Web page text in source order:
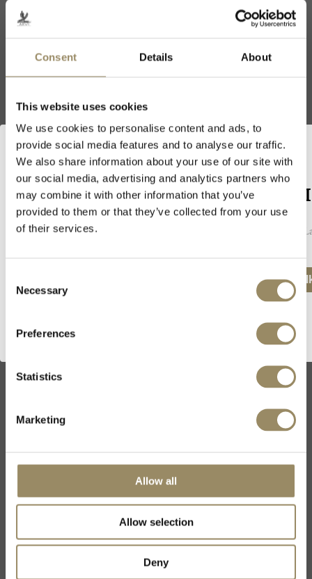
Consent Details About
This website uses cookies
We use cookies to personalise content and ads, to
provide social media features and to analyse our traffic.
We also share information about your use of our site with
our social media, advertising and analytics partners who
may combine it with other information that you’ve
provided to them or that they’ve collected from your use
of their services.
Selection
Necessary
Preferences
Statistics
Marketing
Allow all
Allow selection
Deny
Azienda Agricola
Giuseppe
Quintarelli
Amarone della Valpolicella, das
Weingut Giuseppe Quintarelli,
geht auf das Jahr 1924 zurück. Der
ikonische, inzwischen verstorbene
Giuseppe Quintarelli betrieb das
Anwesen von den späten 1950ern
bis 2012 und hatte damit enormen
Einfluss auf die Weine im Veneto.
eine neue Generation Quintarelli
das Gut und hält Giuseppes
Vinifikationsmethoden weiter
aufrecht. Der Besitz erstreckt sich
Amarone della Valpolicella,
Recioto della Valpolicella,
produziert außerordentliche
Weine in begrenzter Produktion
auf der Welt vergleichbar.
Das könnte dich interessieren
Willkommen bei
Da wir Weine und Spirituosen verkaufen, müssen Sie in Ihrem
Ich besitze das gesetzliche Mindestalter, um